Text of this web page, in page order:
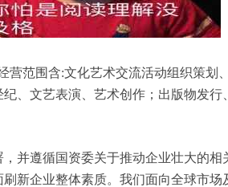
营范围含:文化艺术交流活动组织策
、文艺表演、艺术创作；出版物发
并遵循国资委关于推动企业壮大的
新企业整体素质。我们面向全球市